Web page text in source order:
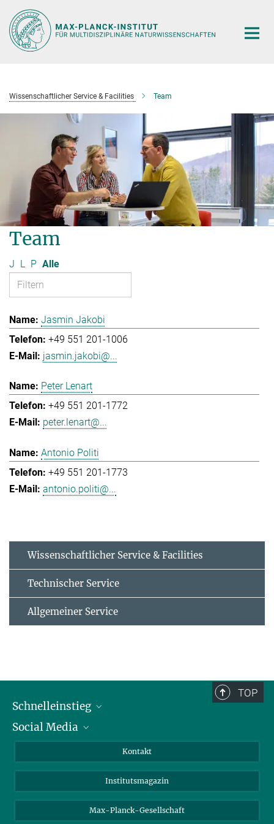
Hauptinhalt
Wissenschaftlicher Service & Facilities Team
Team
J L P Alle
Jasmin Jakobi
+49 551 201-1006
jasmin.jakobi@...
Peter Lenart
+49 551 201-1772
peter.lenart@...
Antonio Politi
+49 551 201-1773
antonio.politi@...
Wissenschaftlicher Service & Facilities
Technischer Service
Allgemeiner Service
TOP
Schnelleinstieg
Alumni
Social Media
Facebook
Kontakt
Institutsmagazin
Max-Planck-Gesellschaft